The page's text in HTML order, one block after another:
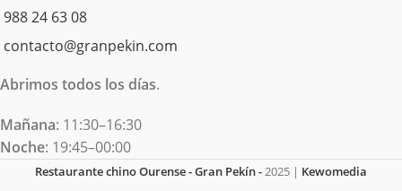
988 24 63 08
contacto@granpekin.com
Abrimos todos los días.
Mañana: 11:30–16:30
Noche: 19:45–00:00
Restaurante chino Ourense - Gran Pekín -2025 | Kewomedia